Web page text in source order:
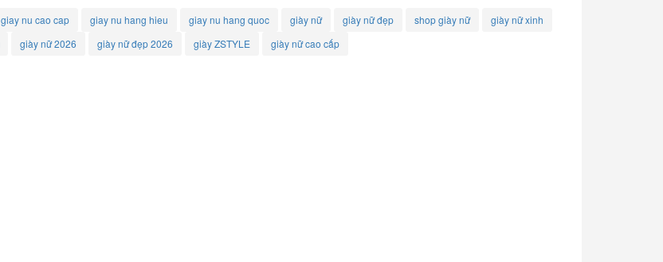
giay nu cao cap giay nu hang hieu giay nu hang quoc giày nữ giày nữ đẹp shop giày nữ
giày nữ xinh
giày nữ 2026 giày nữ đẹp 2026 giày ZSTYLE giày nữ cao cấp